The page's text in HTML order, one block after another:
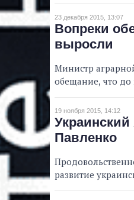
23 декабря 2015, 13:07
Вопреки
выросли
Министр
обещание, что до
19 ноября 2015, 14:12
Украинский
Павленко
развитие